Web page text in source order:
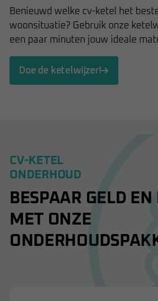
Benieuwd welke cv-ketel het
woonsituatie? Gebruik onze
een paar minuten jouw ideale
Doe de ketelwijzer!
CV-KETEL
ONDERHOUD
BESPAAR GELD EN
MET ONZE